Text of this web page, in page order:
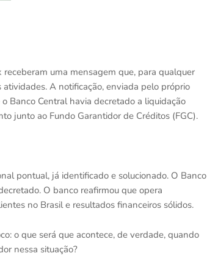
uma mensagem que, para qualquer
A notificação, enviada pelo próprio
Banco Central havia decretado a liquidação
junto ao Fundo Garantidor de Créditos (FGC).
pontual, já identificado e solucionado. O Banco
O banco reafirmou que opera
no Brasil e resultados financeiros sólidos.
o que será que acontece, de verdade, quando
nessa situação?